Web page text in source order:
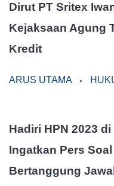
Dirut PT Sritex
Kejaksaan Agung
Kredit
ARUS UTAMA
Hadiri HPN 2023
Ingatkan Pers
Bertanggung